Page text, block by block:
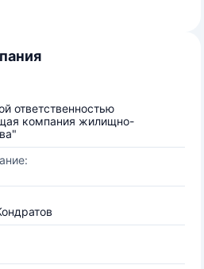
ответственностью
компания жилищно-